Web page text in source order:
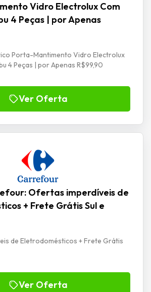
Vidro Electrolux Com
4 Peças | por Apenas
Porta-Mantimento Vidro Electrolux
4 Peças | por Apenas R$99,90
Ver Oferta
Ofertas imperdíveis de
+ Frete Grátis Sul e
de Eletrodomésticos + Frete Grátis
Ver Oferta